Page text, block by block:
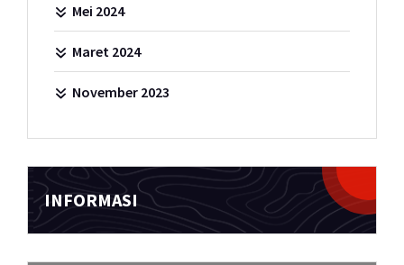
Mei 2024
Maret 2024
November 2023
INFORMASI